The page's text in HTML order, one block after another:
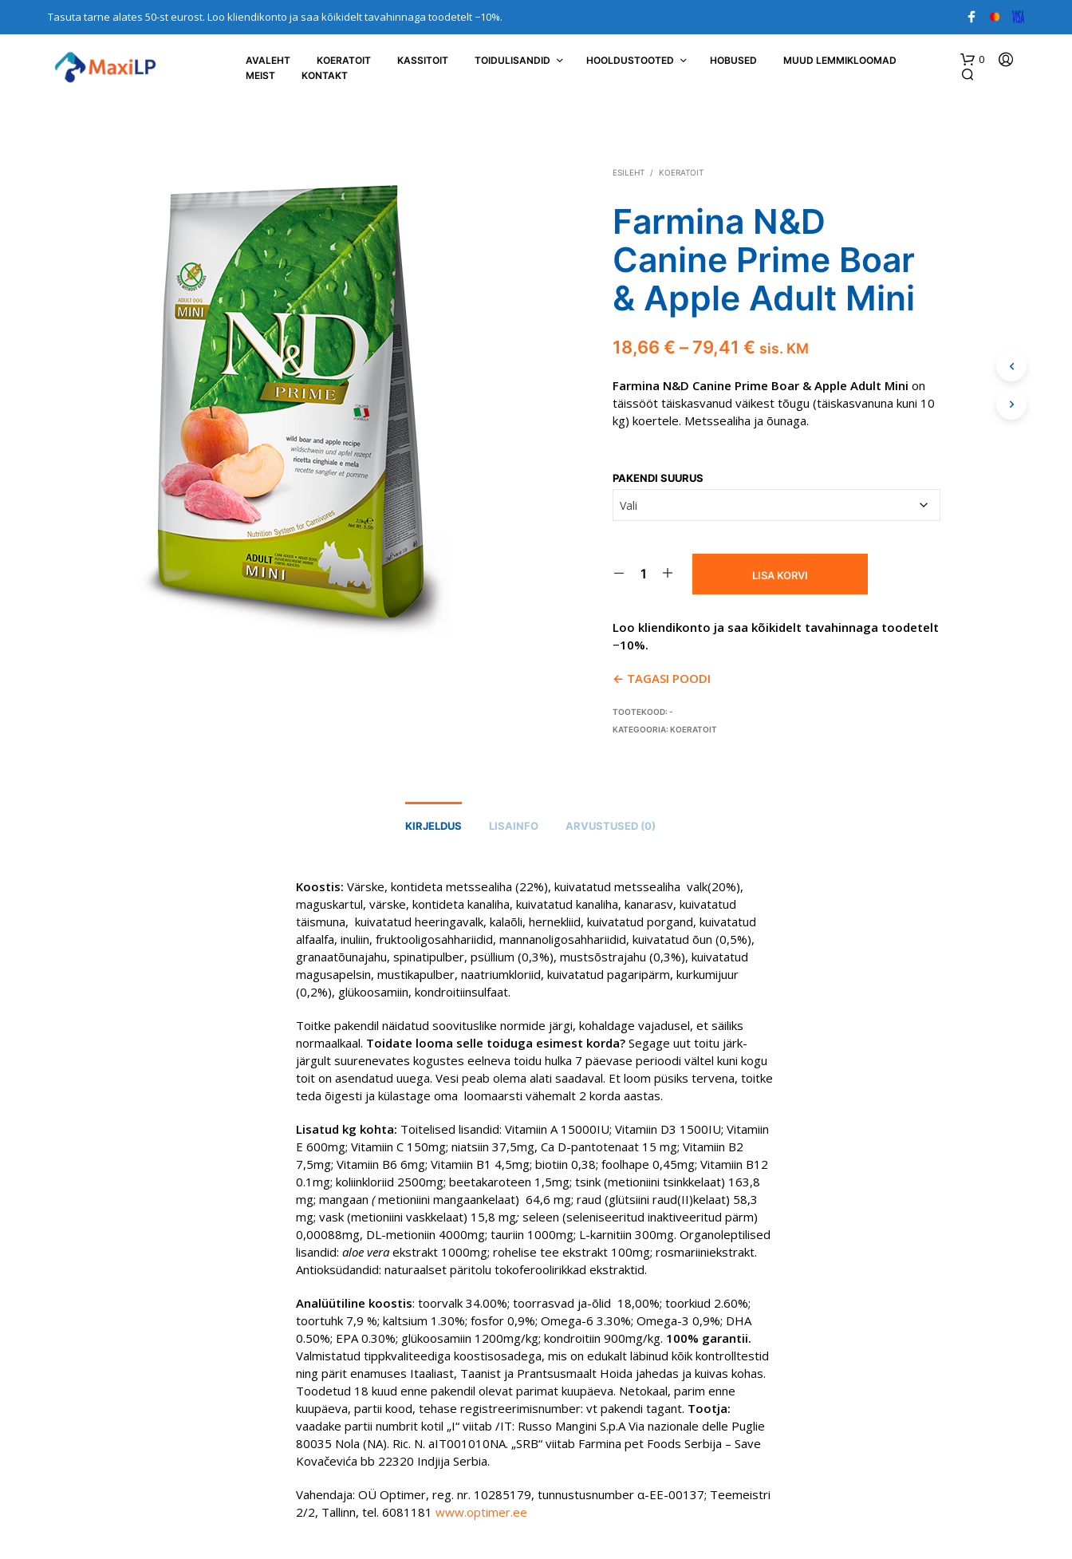
Tasuta tarne alates 50-st eurost. Loo kliendikonto ja saa kõikidelt tavahinnaga toodetelt −10%.
AVALEHT KOERATOIT KASSITOIT TOIDULISANDID HOOLDUSTOOTED HOBUSED
MUUD LEMMIKLOOMAD
MEIST
KONTAKT
0
ESILEHT / KOERATOIT
Farmina N&D
Canine Prime Boar
& Apple Adult Mini
18,66€ – 79,41€ Hinnavahemik:
kuni
79,41 €
sis. KM
Farmina N&D Canine Prime Boar & Apple Adult Minion
täissööt täiskasvanud väikest tõugu (täiskasvanuna kuni 10
kg) koertele. Metssealiha ja õunaga.
PAKENDI SUURUS
LISA KORVI
Loo kliendikonto ja saa kõikidelt tavahinnaga toodetelt
−10%.
← TAGASI POODI
TOOTEKOOD:-
KATEGOORIA:KOERATOIT
KIRJELDUS LISAINFO ARVUSTUSED (0)
Koostis: Värske, kontideta metssealiha (22%), kuivatatud metssealiha valk(20%),
maguskartul, värske, kontideta kanaliha, kuivatatud kanaliha, kanarasv, kuivatatud
täismuna, kuivatatud heeringavalk, kalaõli, hernekliid, kuivatatud porgand, kuivatatud
alfaalfa, inuliin, fruktooligosahhariidid, mannanoligosahhariidid, kuivatatud õun (0,5%),
granaatõunajahu, spinatipulber, psüllium (0,3%), mustsõstrajahu (0,3%), kuivatatud
magusapelsin, mustikapulber, naatriumkloriid, kuivatatud pagaripärm, kurkumijuur
(0,2%), glükoosamiin, kondroitiinsulfaat.
Toitke pakendil näidatud soovituslike normide järgi, kohaldage vajadusel, et säiliks
normaalkaal. Toidate looma selle toiduga esimest korda? Segage uut toitu järk-
järgult suurenevates kogustes eelneva toidu hulka 7 päevase perioodi vältel kuni kogu
toit on asendatud uuega. Vesi peab olema alati saadaval. Et loom püsiks tervena, toitke
teda õigesti ja külastage oma loomaarsti vähemalt 2 korda aastas.
Lisatud kg kohta: Toitelised lisandid: Vitamiin A 15000IU; Vitamiin D3 1500IU; Vitamiin
E 600mg; Vitamiin C 150mg; niatsiin 37,5mg, Ca D-pantotenaat 15 mg; Vitamiin B2
7,5mg; Vitamiin B6 6mg; Vitamiin B1 4,5mg; biotiin 0,38; foolhape 0,45mg; Vitamiin B12
0.1mg; koliinkloriid 2500mg; beetakaroteen 1,5mg; tsink (metioniini tsinkkelaat) 163,8
mg; mangaan (metioniini mangaankelaat) 64,6 mg; raud (glütsiini raud(II)kelaat) 58,3
mg; vask (metioniini vaskkelaat) 15,8 mg; seleen (seleniseeritud inaktiveeritud pärm)
0,00088mg, DL-metioniin 4000mg; tauriin 1000mg; L-karnitiin 300mg. Organoleptilised
lisandid: aloe vera ekstrakt 1000mg; rohelise tee ekstrakt 100mg; rosmariiniekstrakt.
Antioksüdandid: naturaalset päritolu tokoferoolirikkad ekstraktid.
Analüütiline koostis: toorvalk 34.00%; toorrasvad ja-õlid 18,00%; toorkiud 2.60%;
toortuhk 7,9 %; kaltsium 1.30%; fosfor 0,9%; Omega-6 3.30%; Omega-3 0,9%; DHA
0.50%; EPA 0.30%; glükoosamiin 1200mg/kg; kondroitiin 900mg/kg. 100% garantii.
Valmistatud tippkvaliteediga koostisosadega, mis on edukalt läbinud kõik kontrolltestid
ning pärit enamuses Itaaliast, Taanist ja Prantsusmaalt Hoida jahedas ja kuivas kohas.
Toodetud 18 kuud enne pakendil olevat parimat kuupäeva. Netokaal, parim enne
kuupäeva, partii kood, tehase registreerimisnumber: vt pakendi tagant. Tootja:
vaadake partii numbrit kotil „I“ viitab /IT: Russo Mangini S.p.A Via nazionale delle Puglie
80035 Nola (NA). Ric. N. aIT001010NA. „SRB“ viitab Farmina pet Foods Serbija – Save
Kovačevića bb 22320 Indjija Serbia.
Vahendaja: OÜ Optimer, reg. nr. 10285179, tunnustusnumber α-EE-00137; Teemeistri
2/2, Tallinn, tel. 6081181 www.optimer.ee